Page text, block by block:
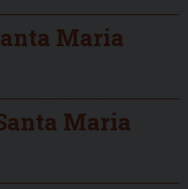
Maria
Maria